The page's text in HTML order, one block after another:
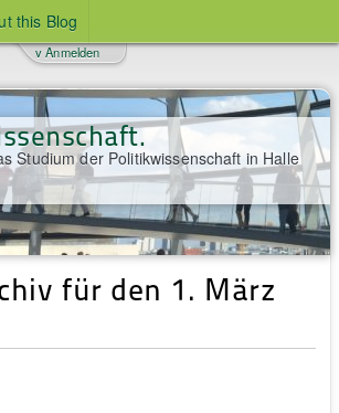
this Blog
Studium der Politikwissenschaft in Halle
v Anmelden
für den 1. März